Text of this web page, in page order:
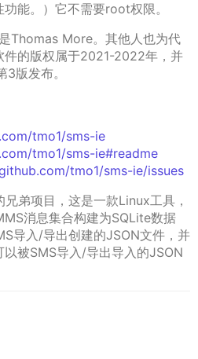
能。）它不需要root权限。
Thomas More。其他人也为代
件的版权属于2021-2022年，并
版发布。
tmo1/sms-ie
tmo1/sms-ie#readme
tmo1/sms-ie/issues
兄弟项目，这是一款Linux工具，
消息集合构建为SQLite数据
导入/导出创建的JSON文件，并
被SMS导入/导出导入的JSON